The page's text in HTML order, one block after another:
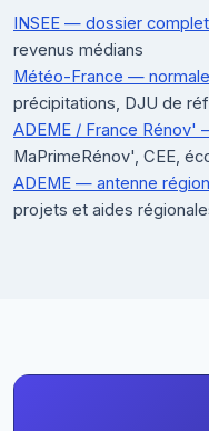
INSEE — dossier
revenus médians
Météo-France —
précipitations, DJU de
ADEME / France Rénov'
MaPrimeRénov', CEE,
ADEME — antenne
projets et aides